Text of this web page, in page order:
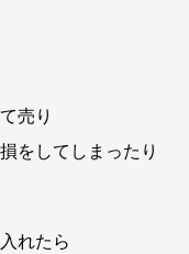
売り
をしてしまったり
れたら